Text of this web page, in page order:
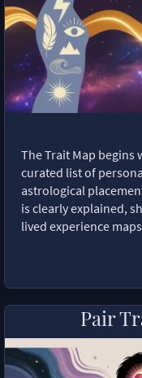
The Trait Map begins
curated list of
astrological
is clearly explained,
lived experience
Pair